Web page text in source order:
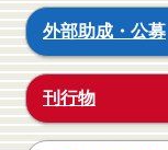
外部助成・公募
刊行物